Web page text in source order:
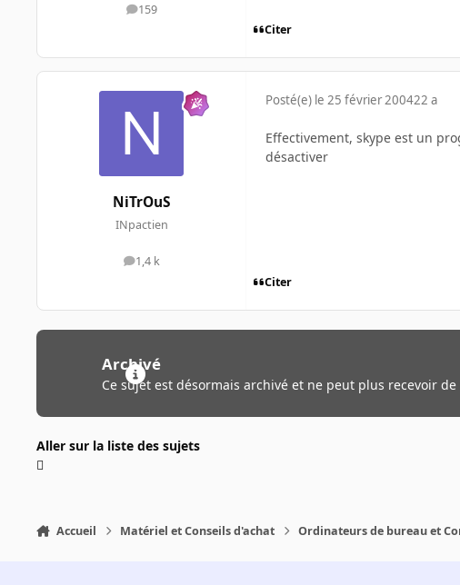
159
messages
Citer
NiTrOuS
INpactien
1,4 k
messages
Posté(e) le 25 février 200422 a
Effectivement, skype est un
désactiver
Citer
Archivé
Ce sujet est désormais archivé et ne peut plus recevoir
Aller sur la liste des sujets
Accueil Matériel et Conseils d'achat Ordinateurs de bureau et